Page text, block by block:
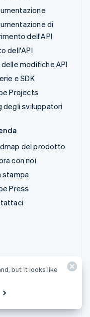
di
dell'API
dell'API
modifiche API
e SDK
Projects
degli sviluppatori
del prodotto
con noi
stampa
Press
but it looks like